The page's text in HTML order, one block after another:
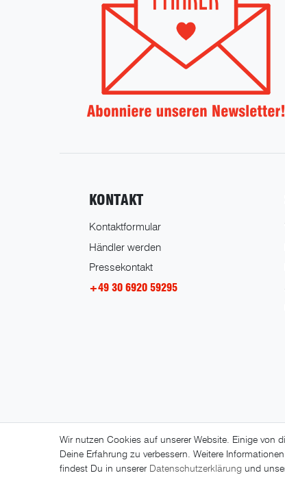
KONTAKT
Kontaktformular
Händler werden
Pressekontakt
+49 30 6920 59295
Wir nutzen Cookies auf unserer Website. Einige von
Deine Erfahrung zu verbessern. Weitere
findest Du in unserer Daten­schutz­erklärung und